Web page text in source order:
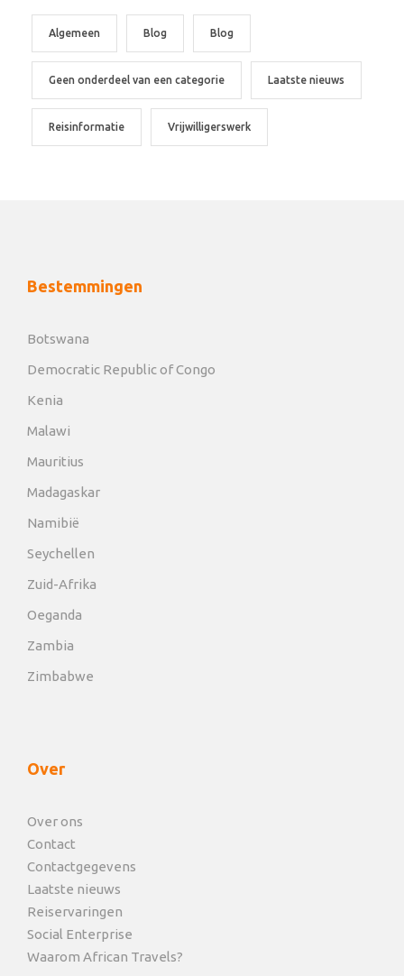
Algemeen Blog Blog
Geen onderdeel van een categorie Laatste nieuws
Reisinformatie Vrijwilligerswerk
Bestemmingen
Botswana
Democratic Republic of Congo
Kenia
Malawi
Mauritius
Madagaskar
Namibië
Seychellen
Zuid-Afrika
Oeganda
Zambia
Zimbabwe
Over
Over ons
Contact
Contactgegevens
Laatste nieuws
Reiservaringen
Social Enterprise
Waarom African Travels?